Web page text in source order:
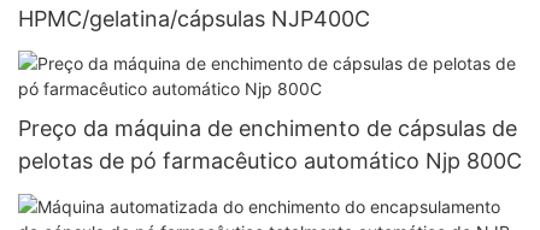
HPMC/gelatina/cápsulas NJP400C
Preço da máquina de enchimento de cápsulas de
pelotas de pó farmacêutico automático Njp 800C